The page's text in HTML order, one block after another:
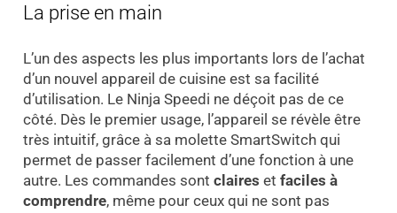
La prise en main
L’un des aspects les plus importants lors de l’achat
d’un nouvel appareil de cuisine est sa facilité
d’utilisation. Le Ninja Speedi ne déçoit pas de ce
côté. Dès le premier usage, l’appareil se révèle être
très intuitif, grâce à sa molette SmartSwitch qui
permet de passer facilement d’une fonction à une
autre. Les commandes sont claires et faciles à
comprendre, même pour ceux qui ne sont pas